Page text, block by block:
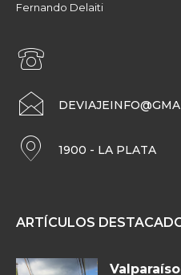
Fernando Delaiti
1900 - LA PLATA
ARTÍCULOS